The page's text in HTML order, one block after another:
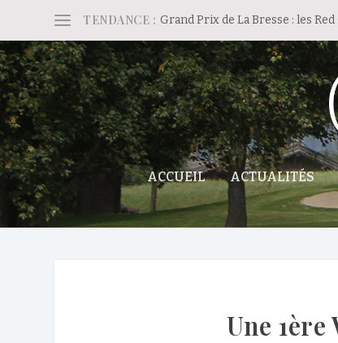
TENDANCE : Grand Prix de La Bresse : les
ACCUEIL ACTUALITÉS
Une